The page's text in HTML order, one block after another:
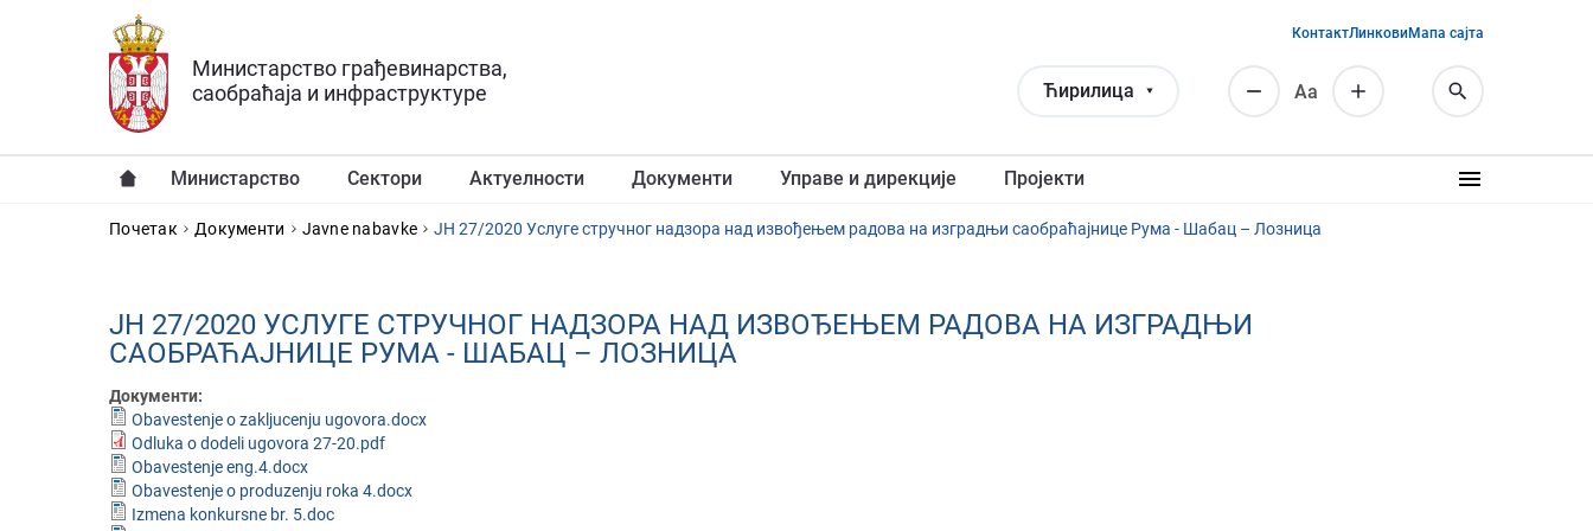
Прескочи на главни део садржаја
Министарство грађевинарства,
саобраћаја и инфраструктуре
Ћирилица Аа
КонтактЛинковиМапа сајта
Министарство Сектори Актуелности Документи Управе и дирекције Пројекти
YOU ARE HERE
Почетак Документи Javne nabavke ЈН 27/2020 Услуге стручног надзора над извођењем радова на изградњи саобраћајнице Рума - Шабац – Лозница
ЈН 27/2020 УСЛУГЕ СТРУЧНОГ НАДЗОРА НАД ИЗВОЂЕЊЕМ РАДОВА НА ИЗГРАДЊИ
САОБРАЋАЈНИЦЕ РУМА - ШАБАЦ – ЛОЗНИЦА
Документи:
Obavestenje o zakljucenju ugovora.docx
Odluka o dodeli ugovora 27-20.pdf
Obavestenje eng.4.docx
Obavestenje o produzenju roka 4.docx
Izmena konkursne br. 5.doc